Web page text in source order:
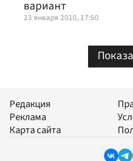
вариант
23 января 2010, 17:50
Редакция
Реклама
Карта сайта